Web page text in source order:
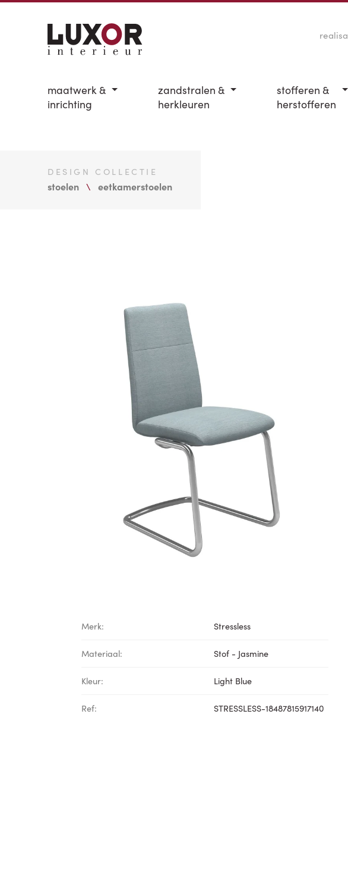
maatwerk &
inrichting
zandstralen &
herkleuren
stofferen &
herstofferen
DESIGN COLLECTIE
stoelen eetkamerstoelen
Merk: Stressless
Materiaal: Stof - Jasmine
Kleur: Light Blue
Ref: STRESSLESS-18487815917140